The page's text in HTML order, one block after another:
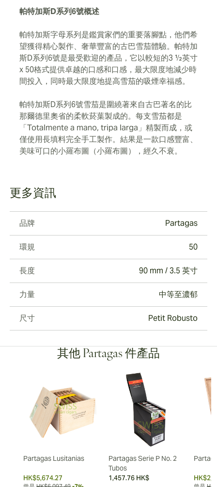
帕特加斯D系列6號概述
帕特加斯字母系列是鑑賞家們的重要落腳點，他們希
望獲得精心製作、奢華豐富的古巴雪茄體驗。帕特加
斯D系列6號是最受歡迎的產品，它以較短的3 ½英寸
x 50格式提供卓越的口感和口感，最大限度地減少時
間投入，同時最大限度地提高雪茄的吸煙幸福感。
帕特加斯D系列6號雪茄是圍繞著來自古巴著名的比
那爾德里奧省的柔軟菸葉製成的。每支雪茄都是
「Totalmente a mano, tripa larga」精製而成，或
僅使用長填料完全手工製作。結果是一款口感豐富、
美味可口的小羅布圖（小羅布圖），經久不衰。
更多資訊
品牌 Partagas
環規 50
長度 90 mm / 3.5 英寸
力量 中等至濃郁
尺寸 Petit Robusto
其他 Partagas 件產品
Partagas Lusitanias
HK$5,674.27
Partagas Serie P No. 2
Tubos
1,457.76 HK$